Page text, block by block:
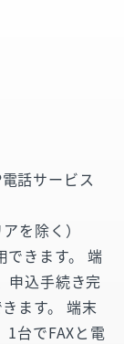
話サービス
を除く）
できます。 端
申込手続き完
ます。 端末
1台でFAXと電